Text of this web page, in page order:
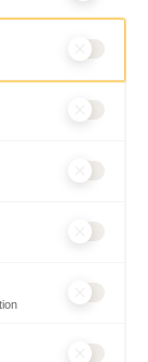
collectant des
2026